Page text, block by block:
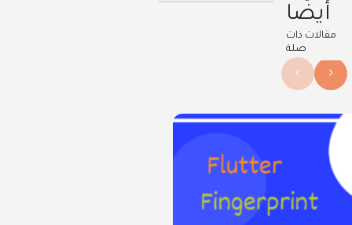
أيضًا
مقالات ذات
صلة
‹
›